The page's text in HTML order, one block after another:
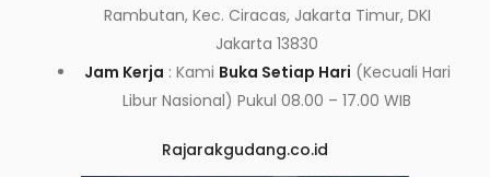
Rambutan, Kec. Ciracas, Jakarta Timur, DKI
Jakarta 13830
Jam Kerja : Kami Buka Setiap Hari (Kecuali Hari
Libur Nasional) Pukul 08.00 – 17.00 WIB
Rajarakgudang.co.id